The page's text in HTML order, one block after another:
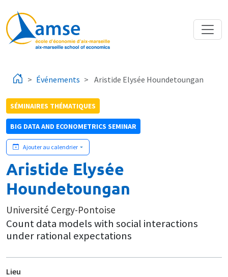
Événements Aristide Elysée Houndetoungan
SÉMINAIRES THÉMATIQUES
BIG DATA AND ECONOMETRICS SEMINAR
Ajouter au calendrier
Aristide Elysée
Houndetoungan
Université Cergy-Pontoise
Count data models with social interactions
under rational expectations
Lieu